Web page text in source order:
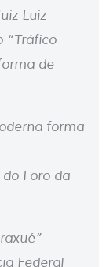
Luiz
“Tráfico
de
forma
Foro da
Federal